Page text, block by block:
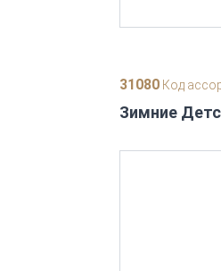
31080Код
Зимние